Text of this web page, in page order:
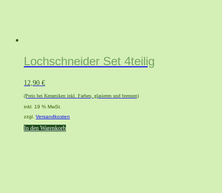
Lochschneider Set 4teilig
12,90 €
(Preis bei Keramiken inkl. Farben, glasieren und brennen)
inkl. 19 % MwSt.
zzgl. Versandkosten
In den Warenkorb